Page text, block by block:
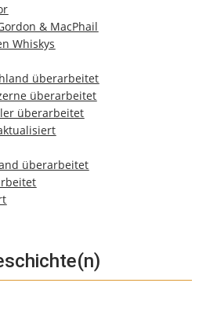
& MacPhail
Whiskys
überarbeitet
überarbeitet
überarbeitet
überarbeitet